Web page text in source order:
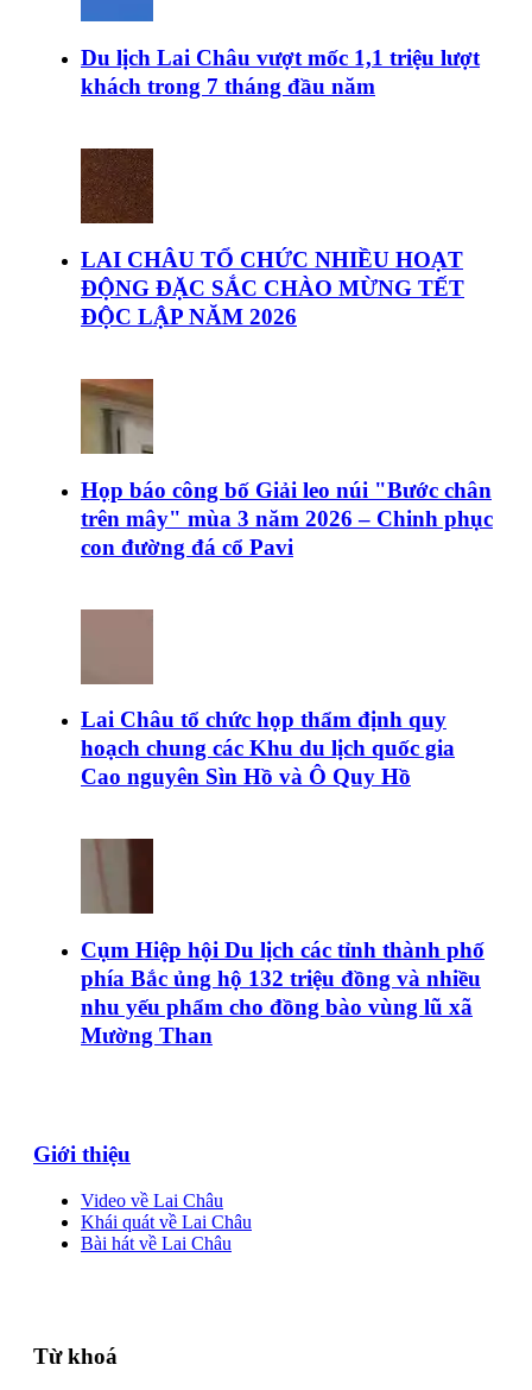
Du lịch Lai Châu vượt mốc 1,1 triệu lượt
khách trong 7 tháng đầu năm
LAI CHÂU TỔ CHỨC NHIỀU HOẠT
ĐỘNG ĐẶC SẮC CHÀO MỪNG TẾT
ĐỘC LẬP NĂM 2026
Họp báo công bố Giải leo núi "Bước chân
trên mây" mùa 3 năm 2026 – Chinh phục
con đường đá cổ Pavi
Lai Châu tổ chức họp thẩm định quy
hoạch chung các Khu du lịch quốc gia
Cao nguyên Sìn Hồ và Ô Quy Hồ
Cụm Hiệp hội Du lịch các tỉnh thành phố
phía Bắc ủng hộ 132 triệu đồng và nhiều
nhu yếu phẩm cho đồng bào vùng lũ xã
Mường Than
Giới thiệu
Video về Lai Châu
Khái quát về Lai Châu
Bài hát về Lai Châu
Từ khoá